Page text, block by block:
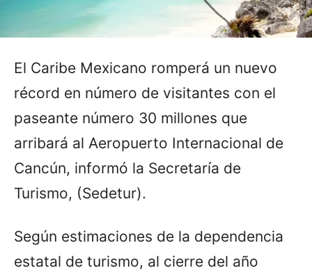
El Caribe Mexicano romperá un nuevo
récord en número de visitantes con el
paseante número 30 millones que
arribará al Aeropuerto Internacional de
Cancún, informó la Secretaría de
Turismo, (Sedetur).
Según estimaciones de la dependencia
estatal de turismo, al cierre del año